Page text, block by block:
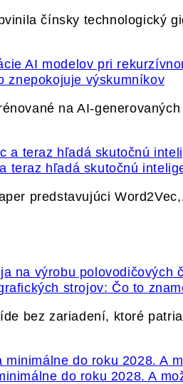
čínsky technologický
znepokojuje výskumníkov
na AI-
teraz hľadá skutočnú
predstavujúci
strojov: Čo to
bez zariadení, ktoré
do roku 2028. A